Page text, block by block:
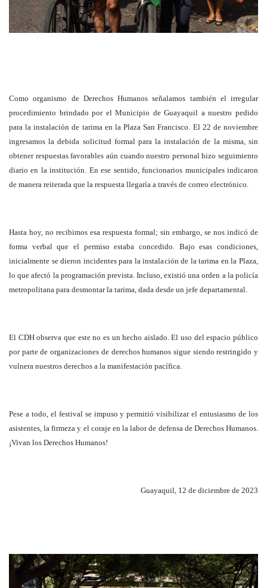
Como organismo de Derechos Humanos señalamos también el irregular
procedimiento brindado por el Municipio de Guayaquil a nuestro pedido
para la instalación de tarima en la Plaza San Francisco. El 22 de noviembre
ingresamos la debida solicitud formal para la instalación de la misma, sin
obtener respuestas favorables aún cuando nuestro personal hizo seguimiento
diario en la institución. En ese sentido, funcionarios municipales indicaron
de manera reiterada que la respuesta llegaría a través de correo electrónico.
Hasta hoy, no recibimos esa respuesta formal; sin embargo, se nos indicó de
forma verbal que el permiso estaba concedido. Bajo esas condiciones,
inicialmente se dieron incidentes para la instalación de la tarima en la Plaza,
lo que afectó la programación prevista. Incluso, existió una orden a la policía
metropolitana para desmontar la tarima, dada desde un jefe departamental.
El CDH observa que este no es un hecho aislado. El uso del espacio público
por parte de organizaciones de derechos humanos sigue siendo restringido y
vulnera nuestros derechos a la manifestación pacífica.
Pese a todo, el festival se impuso y permitió visibilizar el entusiasmo de los
asistentes, la firmeza y el coraje en la labor de defensa de Derechos Humanos.
¡Vivan los Derechos Humanos!
Guayaquil, 12 de diciembre de 2023